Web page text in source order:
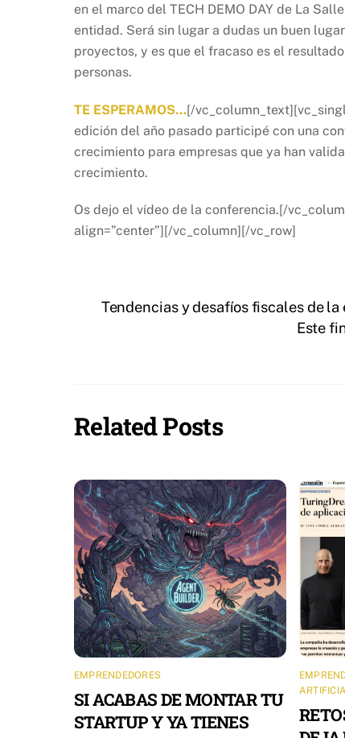
en el marco del TECH DEMO DAY de La
entidad. Será sin lugar a dudas un buen
proyectos, y es que el fracaso es el
personas.
TE ESPERAMOS…[/
edición del año pasado participé con una
crecimiento para empresas que ya han
crecimiento.
Os dejo el vídeo de la conferencia.[/
align=”center”][/vc_column][/vc_row]
Tendencias y desafíos fiscales de
Este
Related Posts
EMPRENDEDORES
SI ACABAS DE MONTAR TU
STARTUP Y YA TIENES